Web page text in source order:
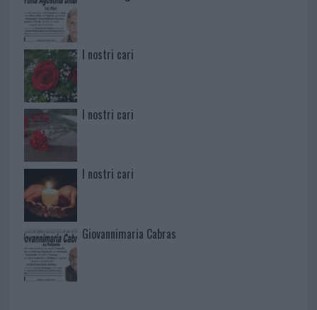
I nostri cari
I nostri cari
I nostri cari
Giovannimaria Cabras